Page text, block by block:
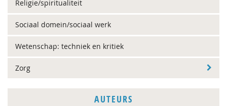
Religie/spiritualiteit
Sociaal domein/sociaal werk
Wetenschap: techniek en kritiek
Zorg
AUTEURS